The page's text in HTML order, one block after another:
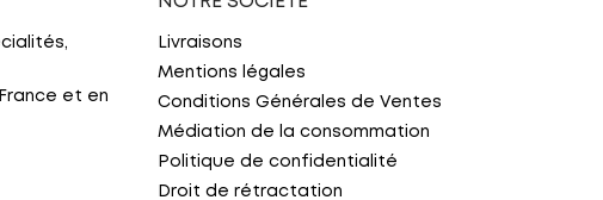
et en
Livraisons
Mentions légales
Conditions Générales de Ventes
Médiation de la consommation
Politique de confidentialité
Droit de rétractation